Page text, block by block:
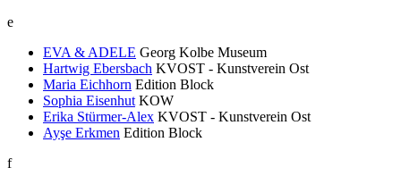
e
EVA & ADELE Georg Kolbe Museum
Hartwig Ebersbach KVOST - Kunstverein Ost
Maria Eichhorn Edition Block
Sophia Eisenhut KOW
Erika Stürmer-Alex KVOST - Kunstverein Ost
Ayşe Erkmen Edition Block
f